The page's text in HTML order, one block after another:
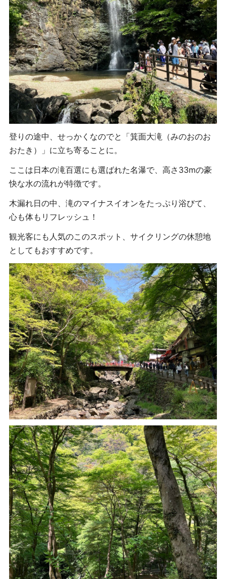
登りの途中、せっかくなのでと「箕面大滝（みのおのお
おたき）」に立ち寄ることに。
ここは日本の滝百選にも選ばれた名瀑で、高さ33mの豪
快な水の流れが特徴です。
木漏れ日の中、滝のマイナスイオンをたっぷり浴びて、
心も体もリフレッシュ！
観光客にも人気のこのスポット、サイクリングの休憩地
としてもおすすめです。